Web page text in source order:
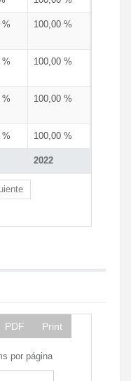
2022
% 100,00 %
% 100,00 %
% 100,00 %
% 100,00 %
PDF Print
por página